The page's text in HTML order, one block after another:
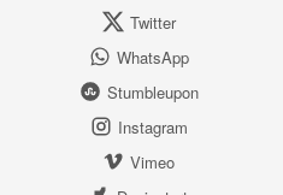
Twitter
WhatsApp
Stumbleupon
Instagram
Vimeo